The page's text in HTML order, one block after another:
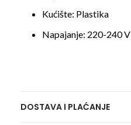
Kućište: Plastika
Napajanje: 220-240 V
DOSTAVA I PLAĆANJE